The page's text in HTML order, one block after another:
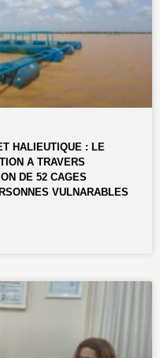
HALIEUTIQUE : LE
A TRAVERS
DE 52 CAGES
VULNARABLES